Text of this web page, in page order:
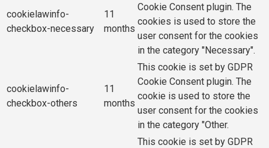
cookielawinfo-
checkbox-necessary
11
months
Cookie Consent plugin. The
cookies is used to store the
user consent for the cookies
in the category "Necessary".
cookielawinfo-
checkbox-others
11
months
This cookie is set by GDPR
Cookie Consent plugin. The
cookie is used to store the
user consent for the cookies
in the category "Other.
This cookie is set by GDPR